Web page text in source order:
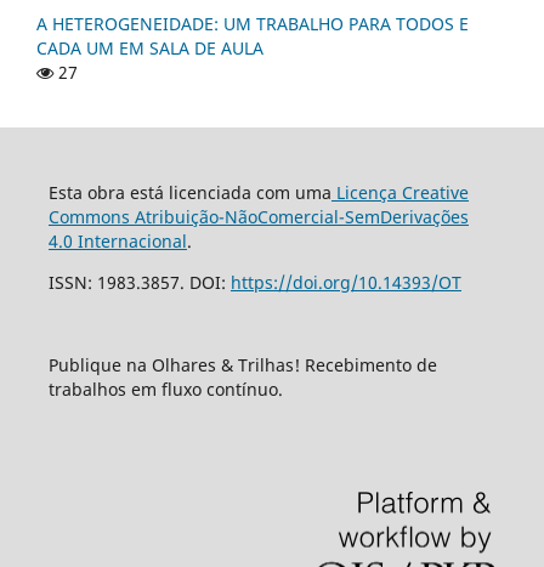
A HETEROGENEIDADE: UM TRABALHO PARA TODOS E
CADA UM EM SALA DE AULA
27
Esta obra está licenciada com uma Licença Creative
Commons Atribuição-NãoComercial-SemDerivações
4.0 Internacional.
ISSN: 1983.3857. DOI: https://doi.org/10.14393/OT
Publique na Olhares & Trilhas! Recebimento de
trabalhos em fluxo contínuo.